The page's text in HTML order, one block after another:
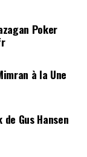
€
Poker
à la Une
Gus Hansen